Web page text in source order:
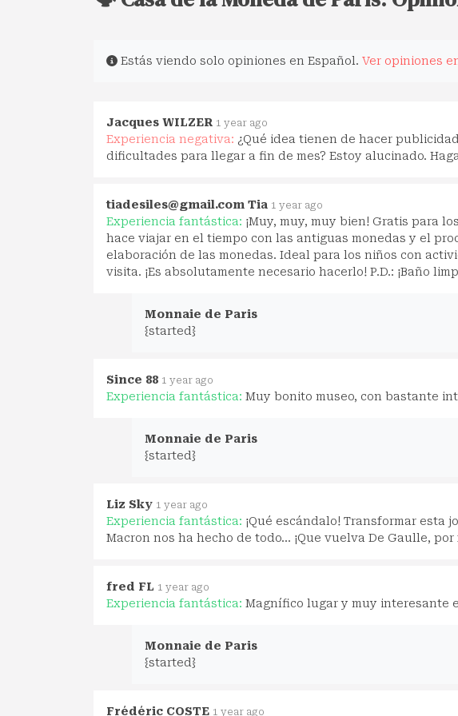
Estás viendo solo opiniones en Español. Ver opiniones
Jacques WILZER 1 year ago
Experiencia negativa: ¿Qué idea tienen de hacer
dificultades para llegar a fin de mes? Estoy alucinado.
tiadesiles@gmail.com Tia 1 year ago
Experiencia fantástica: ¡Muy, muy, muy bien! Gratis para
hace viajar en el tiempo con las antiguas monedas y el
elaboración de las monedas. Ideal para los niños con
visita. ¡Es absolutamente necesario hacerlo! P.D.: ¡Baño
Monnaie de Paris
{started}
Since 88 1 year ago
Experiencia fantástica: Muy bonito museo, con bastante
Monnaie de Paris
{started}
Liz Sky 1 year ago
Experiencia fantástica: ¡Qué escándalo! Transformar esta
Macron nos ha hecho de todo... ¡Que vuelva De Gaulle, por
fred FL 1 year ago
Experiencia fantástica: Magnífico lugar y muy interesante
Monnaie de Paris
{started}
Frédéric COSTE 1 year ago